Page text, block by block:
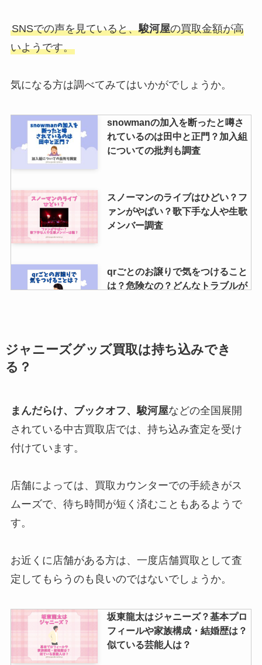
や開封済み・知恵袋なども調査！
人とは？おばさんや地方は当たら
SNSでの声を見ていると、駿河屋の買取金額が高
いようです。
気になる方は調べてみてはいかがでしょうか。
snowmanの加入を断ったと噂さ
れているのは田中と正門？加入組
についての批判も調査
スノーマンのライブはひどい？フ
ァンがやばい？歌下手な人や生歌
メンバー調査
qrごとのお譲りで気をつけること
は？危険なの？どんなトラブルが
スノスト人気逆転はなぜ？その理
由や時期は？ジャニーズ事務所が
snowmanのアルバムはどれを買
うべき？初回A盤？B盤？ベスト
ジャニーズのファンネームを調
査！スノーマンはおにぎり？決め
justyから振り込まれない理由は？
買取できないものや買取時の身分
なにわ男子ファンクラブ人数は？
ジャニーズグッズ買取は持ち込みでき
る？
まんだらけ、ブックオフ、駿河屋などの全国展開
されている中古買取店では、持ち込み査定を受け
付けています。
店舗によっては、買取カウンターでの手続きがス
ムーズで、待ち時間が短く済むこともあるようで
す。
お近くに店舗がある方は、一度店舗買取として査
定してもらうのも良いのではないでしょうか。
坂東龍太はジャニーズ？基本プロ
フィールや家族構成・結婚歴は？
似ている芸能人は？